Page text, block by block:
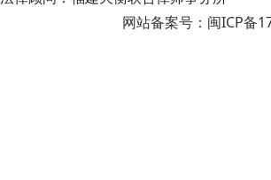
网站备案号：闽ICP备